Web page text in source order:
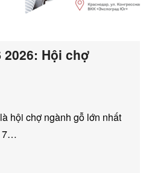
2026: Hội chợ
hội chợ ngành gỗ lớn nhất
7…